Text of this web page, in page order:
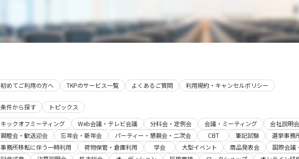
初めてご利用の方へ TKPのサービス一覧 よくあるご質問 利用規約・キャンセルポリシー
条件から探す トピックス
キックオフミーティング Web会議・テレビ会議 分科会・定例会 会議・ミーティング 会社説明会
親睦会・歓送迎会
忘年会・新年会 パーティー・懇親会・二次会 CBT 筆記試験 選挙事務
事務所移転に伴う一時利用
荷物保管・倉庫利用 学会 大型イベント 商品発表会 国際会議